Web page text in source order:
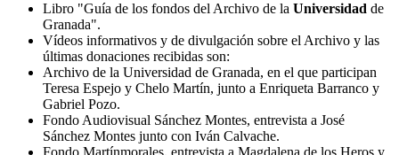
Libro "Guía de los fondos del Archivo de la Universidad de
Granada".
Vídeos informativos y de divulgación sobre el Archivo y las
últimas donaciones recibidas son:
Archivo de la Universidad de Granada, en el que participan
Teresa Espejo y Chelo Martín, junto a Enriqueta Barranco y
Gabriel Pozo.
Fondo Audiovisual Sánchez Montes, entrevista a José
Sánchez Montes junto con Iván Calvache.